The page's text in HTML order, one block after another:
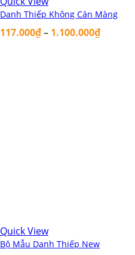
Danh Thiếp Không Cán Màng
117.000₫– 1.100.000₫
Quick View
Bộ Mẫu Danh Thiếp New